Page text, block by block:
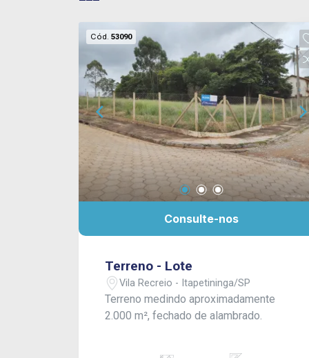
Cód. 53090
Consulte-nos
Terreno - Lote
Vila Recreio - Itapetininga/SP
Terreno medindo aproximadamente
2.000 m², fechado de alambrado.